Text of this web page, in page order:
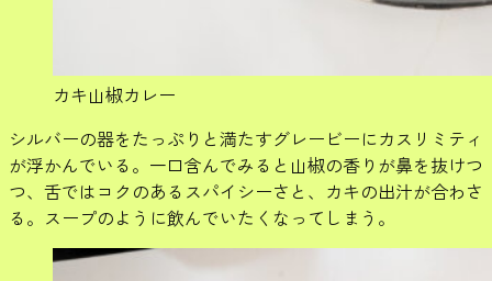
カキ山椒カレー
シルバーの器をたっぷりと満たすグレービーにカスリミティ
が浮かんでいる。一口含んでみると山椒の香りが鼻を抜けつ
つ、舌ではコクのあるスパイシーさと、カキの出汁が合わさ
る。スープのように飲んでいたくなってしまう。